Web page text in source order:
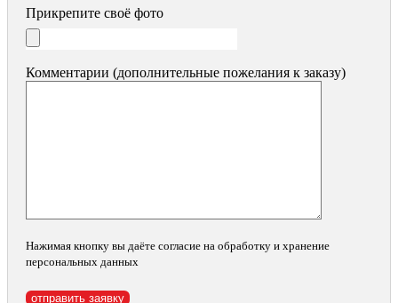
Прикрепите своё фото
Комментарии (дополнительные пожелания к заказу)
Нажимая кнопку вы даёте согласие на обработку и хранение
персональных данных